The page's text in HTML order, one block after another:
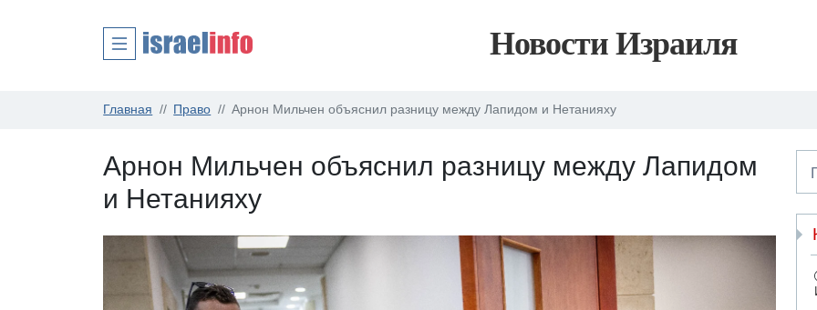
Новости Израиля
Главная Право Арнон Мильчен объяснил разницу между Лапидом и Нетанияху
Арнон Мильчен объяснил разницу между Лапидом
и Нетанияху